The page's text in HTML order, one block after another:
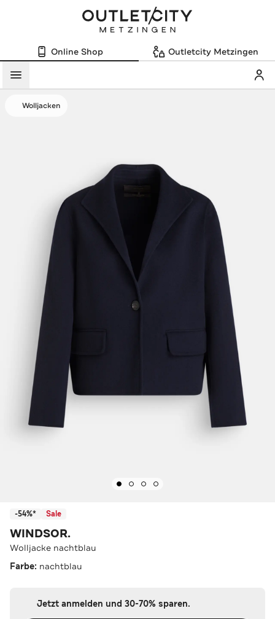
Online Shop Outletcity Metzingen
Menü
Wolljacken
-54%* Sale
WINDSOR.
Wolljacke nachtblau
Farbe: nachtblau
Jetzt anmelden und 30-70% sparen.